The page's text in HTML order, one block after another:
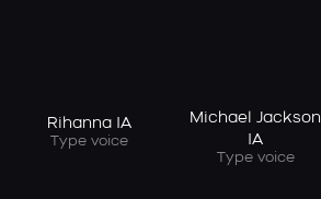
Rihanna IA
Type voice
Michael Jackson
IA
Type voice